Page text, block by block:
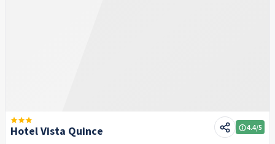
Hotel Vista Quince 4.4/5